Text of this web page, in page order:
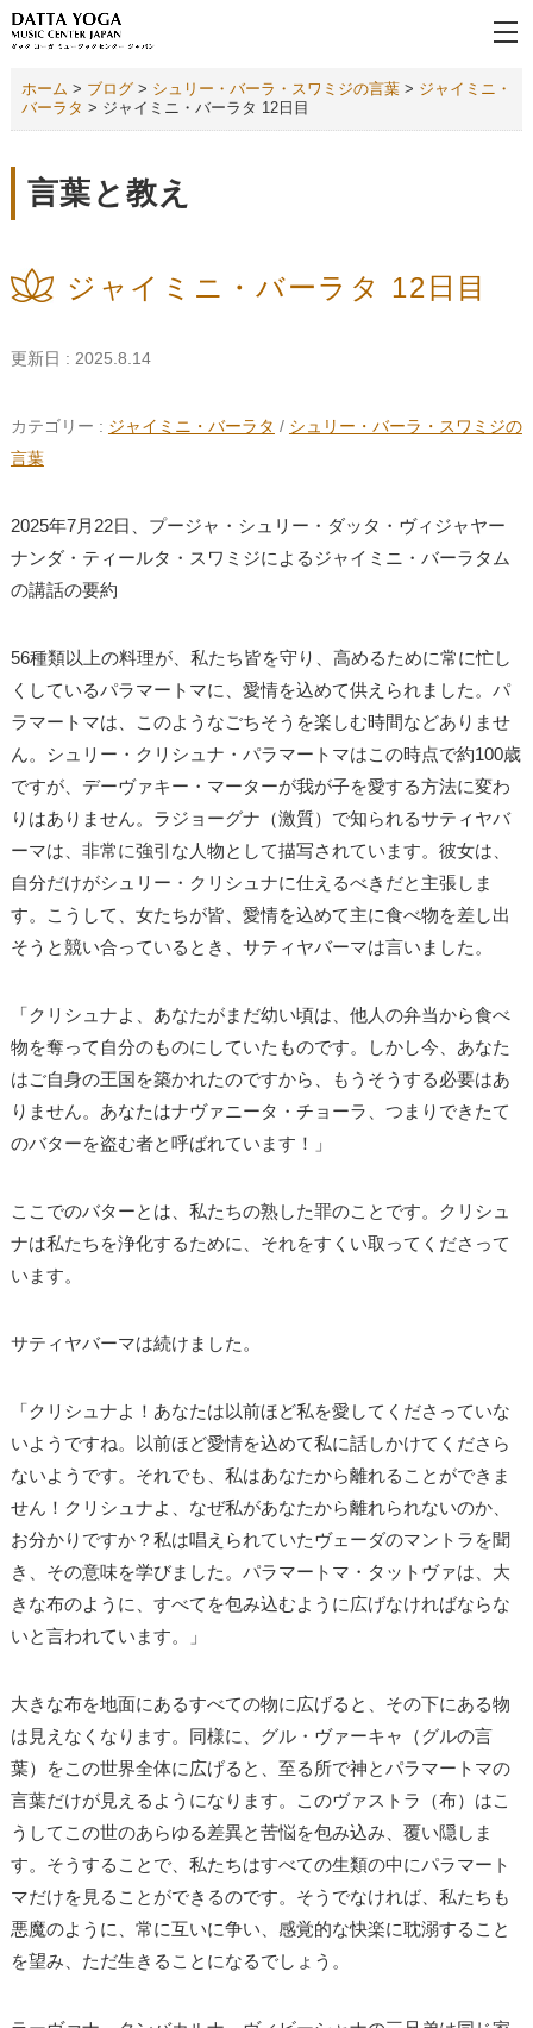
ホーム > ブログ> シュリー・バーラ・スワミジの言葉> ジャイミニ・
バーラタ > ジャイミニ・バーラタ 12日目
言葉と教え
ジャイミニ・バーラタ 12日目
更新日 : 2025.8.14
カテゴリー : ジャイミニ・バーラタ / シュリー・バーラ・スワミジの
言葉
2025年7月22日、プージャ・シュリー・ダッタ・ヴィジャヤー
ナンダ・ティールタ・スワミジによるジャイミニ・バーラタム
の講話の要約
56種類以上の料理が、私たち皆を守り、高めるために常に忙し
くしているパラマートマに、愛情を込めて供えられました。パ
ラマートマは、このようなごちそうを楽しむ時間などありませ
ん。シュリー・クリシュナ・パラマートマはこの時点で約100歳
ですが、デーヴァキー・マーターが我が子を愛する方法に変わ
りはありません。ラジョーグナ（激質）で知られるサティヤバ
ーマは、非常に強引な人物として描写されています。彼女は、
自分だけがシュリー・クリシュナに仕えるべきだと主張しま
す。こうして、女たちが皆、愛情を込めて主に食べ物を差し出
そうと競い合っているとき、サティヤバーマは言いました。
「クリシュナよ、あなたがまだ幼い頃は、他人の弁当から食べ
物を奪って自分のものにしていたものです。しかし今、あなた
はご自身の王国を築かれたのですから、もうそうする必要はあ
りません。あなたはナヴァニータ・チョーラ、つまりできたて
のバターを盗む者と呼ばれています！」
ここでのバターとは、私たちの熟した罪のことです。クリシュ
ナは私たちを浄化するために、それをすくい取ってくださって
います。
サティヤバーマは続けました。
「クリシュナよ！あなたは以前ほど私を愛してくださっていな
いようですね。以前ほど愛情を込めて私に話しかけてくださら
ないようです。それでも、私はあなたから離れることができま
せん！クリシュナよ、なぜ私があなたから離れられないのか、
お分かりですか？私は唱えられていたヴェーダのマントラを聞
き、その意味を学びました。パラマートマ・タットヴァは、大
きな布のように、すべてを包み込むように広げなければならな
いと言われています。」
大きな布を地面にあるすべての物に広げると、その下にある物
は見えなくなります。同様に、グル・ヴァーキャ（グルの言
葉）をこの世界全体に広げると、至る所で神とパラマートマの
言葉だけが見えるようになります。このヴァストラ（布）はこ
うしてこの世のあらゆる差異と苦悩を包み込み、覆い隠しま
す。そうすることで、私たちはすべての生類の中にパラマート
マだけを見ることができるのです。そうでなければ、私たちも
悪魔のように、常に互いに争い、感覚的な快楽に耽溺すること
を望み、ただ生きることになるでしょう。